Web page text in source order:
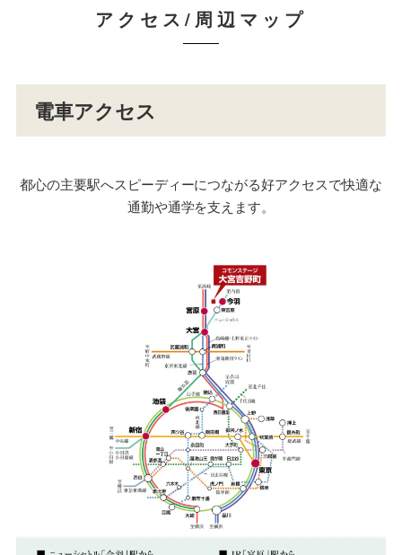
アクセス/周辺マップ
電車アクセス
都心の主要駅へスピーディーにつながる好アクセスで快適な
通勤や通学を支えます。